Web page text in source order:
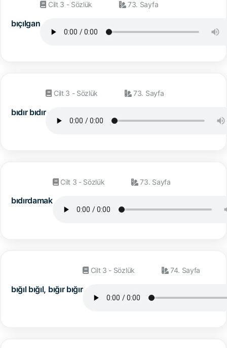
bıçılgan
Cilt 3 - Sözlük 73. Sayfa
bıdır bıdır
Cilt 3 - Sözlük 73. Sayfa
bıdırdamak
Cilt 3 - Sözlük 73. Sayfa
bığıl bığıl, bığır bığır
Cilt 3 - Sözlük 74. Sayfa